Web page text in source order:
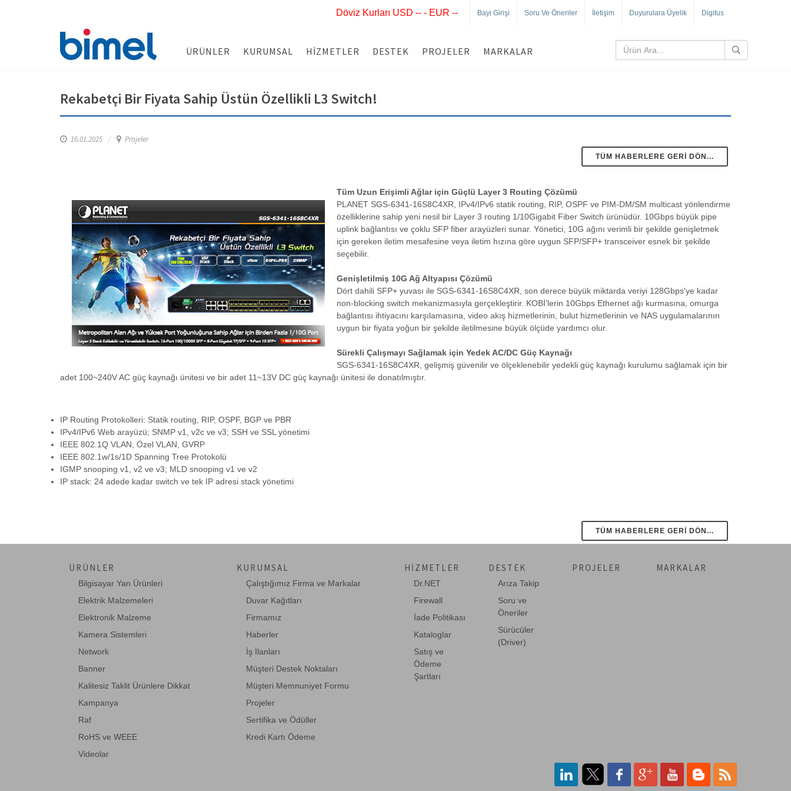
Döviz Kurları USD -- - EUR -- Bayi Girişi Soru Ve Öneriler İletişim Duyurulara Üyelik Digitus
ÜRÜNLER KURUMSAL HIZMETLER DESTEK PROJELER MARKALAR
Rekabetçi Bir Fiyata Sahip Üstün Özellikli L3 Switch!
16.01.2025 Projeler
TÜM HABERLERE GERI DÖN...
Tüm Uzun Erişimli Ağlar için Güçlü Layer 3 Routing Çözümü
PLANET SGS-6341-16S8C4XR, IPv4/IPv6 statik routing, RIP, OSPF ve PIM-DM/SM multicast yönlendirme
özelliklerine sahip yeni nesil bir Layer 3 routing 1/10Gigabit Fiber Switch ürünüdür. 10Gbps büyük pipe
uplink bağlantısı ve çoklu SFP fiber arayüzleri sunar. Yönetici, 10G ağını verimli bir şekilde genişletmek
için gereken iletim mesafesine veya iletim hızına göre uygun SFP/SFP+ transceiver esnek bir şekilde
seçebilir.
Genişletilmiş 10G Ağ Altyapısı Çözümü
Dört dahili SFP+ yuvası ile SGS-6341-16S8C4XR, son derece büyük miktarda veriyi 128Gbps'ye kadar
non-blocking switch mekanizmasıyla gerçekleştirir. KOBİ'lerin 10Gbps Ethernet ağı kurmasına, omurga
bağlantısı ihtiyacını karşılamasına, video akış hizmetlerinin, bulut hizmetlerinin ve NAS uygulamalarının
uygun bir fiyata yoğun bir şekilde iletilmesine büyük ölçüde yardımcı olur.
Sürekli Çalışmayı Sağlamak için Yedek AC/DC Güç Kaynağı
SGS-6341-16S8C4XR, gelişmiş güvenilir ve ölçeklenebilir yedekli güç kaynağı kurulumu sağlamak için bir
adet 100~240V AC güç kaynağı ünitesi ve bir adet 11~13V DC güç kaynağı ünitesi ile donatılmıştır.
IP Routing Protokolleri: Statik routing, RIP, OSPF, BGP ve PBR
IPv4/IPv6 Web arayüzü; SNMP v1, v2c ve v3; SSH ve SSL yönetimi
IEEE 802.1Q VLAN, Özel VLAN, GVRP
IEEE 802.1w/1s/1D Spanning Tree Protokolü
IGMP snooping v1, v2 ve v3; MLD snooping v1 ve v2
IP stack: 24 adede kadar switch ve tek IP adresi stack yönetimi
TÜM HABERLERE GERI DÖN...
ÜRÜNLER
Bilgisayar Yan Ürünleri
Elektrik Malzemeleri
Elektronik Malzeme
Kamera Sistemleri
Network
Banner
Kalitesiz Taklit Ürünlere Dikkat
Kampanya
Raf
RoHS ve WEEE
Videolar
KURUMSAL
Çalıştığımız Firma ve Markalar
Duvar Kağıtları
Firmamız
Haberler
İş İlanları
Müşteri Destek Noktaları
Müşteri Memnuniyet Formu
Projeler
Sertifika ve Ödüller
Kredi Kartı Ödeme
HIZMETLER
Dr.NET
Firewall
İade Politikası
Kataloglar
Satış ve
Ödeme
Şartları
DESTEK
Arıza Takip
Soru ve
Öneriler
Sürücüler
(Driver)
PROJELER MARKALAR